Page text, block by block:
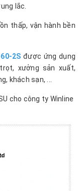
lắc.
thấp, vận hành bền
2S được ứng dụng
xưởng sản xuất,
khách sạn, ...
cho công ty Winline